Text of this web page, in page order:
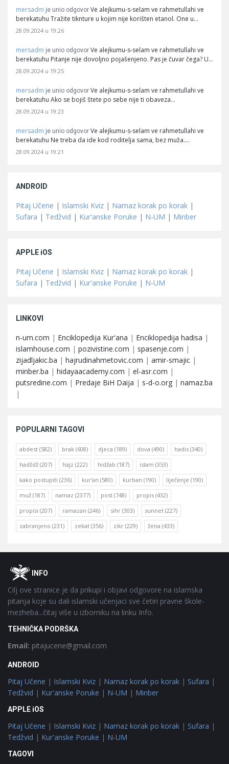
mersadm je unio odgovor Ve alejkumu-s-selam ve rahmetullahi ve
berekatuhu Tražite tiknture u kojim nije korišten etanol. One u…
28.09.2024 u 19:26
mersadm je unio odgovor Ve alejkumu-s-selam ve rahmetullahi ve
berekatuhu Pitanje nije dovoljno pojašenjeno. Pas je čuvar čega? U…
28.09.2024 u 19:25
mersadm je unio odgovor Ve alejkumu-s-selam ve rahmetullahi ve
berekatuhu Ako se bojiš štete po sebe nije ti obaveza…
28.09.2024 u 19:23
mersadm je unio odgovor Ve alejkumu-s-selam ve rahmetullahi ve
berekatuhu Ne treba da ide kod roditelja sama, bez muža.…
28.09.2024 u 19:21
ANDROID
Pitaj Učene | Islamski Kviz | Namaz korak po korak |
Sufara | Tedžvid | Kur'anske Poruke | N-UM | Minber
APPLE iOS
Pitaj Učene | Islamski Kviz | Namaz korak po korak |
Sufara | Tedžvid | Kur'anske Poruke | N-UM
LINKOVI
n-um.com | Enciklopedija Kur'ana | Enciklopedija hadisa |
islamhouse.com | pozivistine.com | spasenje.com |
zijadljakic.ba | hajrudinahmetovic.com | amir-smajic |
minber.ba | hidayaacademy.com | el-asr.com |
putsredine.com | Predaje BiH Daija | s-d-o.org | namaz.ba
|
POPULARNI TAGOVI
abdest (582) brak (608) djeca (189) dova (490) hadis (340)
hadždž (207) hajz (222) hidžab (187) islam (353)
kako postupiti (236) kur'an (580) kurban (190) liječenje (190)
muž (187) namaz (2377) post (748) propis (432)
propisi (207) ramazan (246) sihr (303) sunnet (227)
zabranjeno (231) zekat (356) zikr (229) žena (433)
FooterOINFO
Cilj ove stranice je da prikupi i objavi odgovore na islamska
pitanja koje su dali islamski učenjaci sve četiri pravne škole-
mezheba...čitaj više u izborniku na linku Info.
TEHNIČKA PODRŠKA
Email: pitajucene@gmail.com
ANDROID
Pitaj Učene | Islamski Kviz | Namaz korak po korak | Sufara |
Tedžvid | Kur'anske Poruke | N-UM | Minber
APPLE iOS
Pitaj Učene | Islamski Kviz | Namaz korak po korak | Sufara |
Tedžvid | Kur'anske Poruke | N-UM
TAGOVI